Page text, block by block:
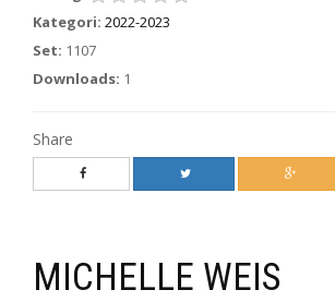
Kategori: 2022-2023
Set: 1107
Downloads: 1
Share
MICHELLE WEIS